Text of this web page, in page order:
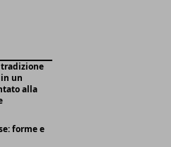
un
alla
forme e